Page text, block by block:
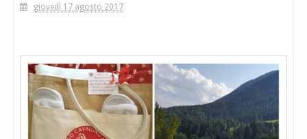
giovedì 17 agosto 2017